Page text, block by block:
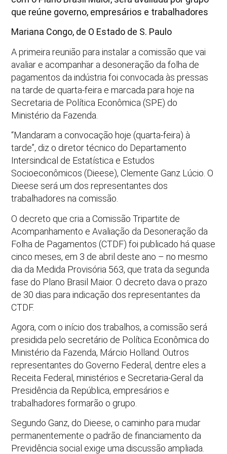
que reúne governo, empresários e trabalhadores
Mariana Congo, de O Estado de S. Paulo
A primeira reunião para instalar a comissão que vai
avaliar e acompanhar a desoneração da folha de
pagamentos da indústria foi convocada às pressas
na tarde de quarta-feira e marcada para hoje na
Secretaria de Política Econômica (SPE) do
Ministério da Fazenda.
“Mandaram a convocação hoje (quarta-feira) à
tarde”, diz o diretor técnico do Departamento
Intersindical de Estatística e Estudos
Socioeconômicos (Dieese), Clemente Ganz Lúcio. O
Dieese será um dos representantes dos
trabalhadores na comissão.
O decreto que cria a Comissão Tripartite de
Acompanhamento e Avaliação da Desoneração da
Folha de Pagamentos (CTDF) foi publicado há quase
cinco meses, em 3 de abril deste ano – no mesmo
dia da Medida Provisória 563, que trata da segunda
fase do Plano Brasil Maior. O decreto dava o prazo
de 30 dias para indicação dos representantes da
CTDF.
Agora, com o início dos trabalhos, a comissão será
presidida pelo secretário de Política Econômica do
Ministério da Fazenda, Márcio Holland. Outros
representantes do Governo Federal, dentre eles a
Receita Federal, ministérios e Secretaria-Geral da
Presidência da República, empresários e
trabalhadores formarão o grupo.
Segundo Ganz, do Dieese, o caminho para mudar
permanentemente o padrão de financiamento da
Previdência social exige uma discussão ampliada.